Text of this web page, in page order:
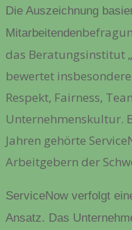
Die Auszeichnung
Mitarbeitenden
das Beratungsinstitut
bewertet
Respekt, Fairness,
Unternehmenskultur.
Jahren gehörte
Arbeitgebern der
ServiceNow verfolgt
Ansatz. Das